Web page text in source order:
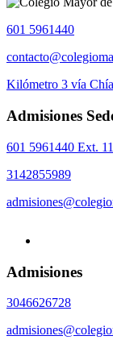
601 5961440
Kilómetro 3 vía
Admisiones
601 5961440 Ext.
3142855989
Admisiones
3046626728